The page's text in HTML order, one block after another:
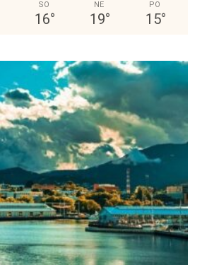
SO
16°
NE
19°
PO
15°